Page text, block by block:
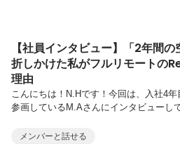
【社員インタビュー】「2年間
折しかけた私がフルリモートの
理由
こんにちは！N.Hです！今回は、入社4
参画しているM.Aさんにインタビューし
そんな悩みを持つ方に、ぜひ読んでいた
メンバーと話せる